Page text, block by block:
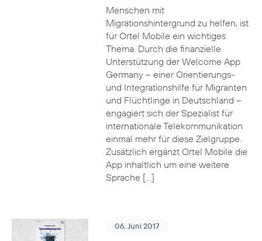
Menschen mit
Migrationshintergrund zu helfen, ist
für Ortel Mobile ein wichtiges
Thema. Durch die finanzielle
Unterstützung der Welcome App
Germany – einer Orientierungs-
und Integrationshilfe für Migranten
und Flüchtlinge in Deutschland –
engagiert sich der Spezialist für
internationale Telekommunikation
einmal mehr für diese Zielgruppe.
Zusätzlich ergänzt Ortel Mobile die
App inhaltlich um eine weitere
Sprache […]
06. Juni 2017